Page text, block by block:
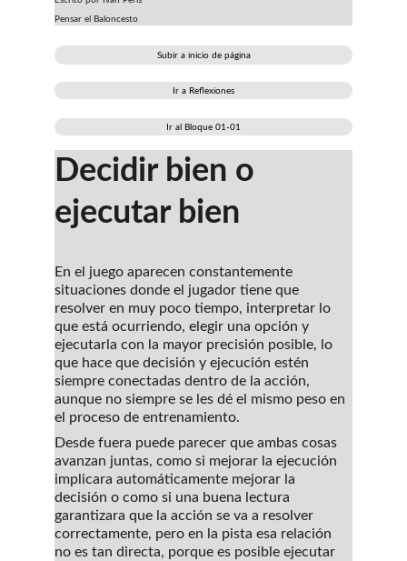
Pensar el Baloncesto
Ir a Reflexiones
Subir a inicio de página
Ir al Bloque 01-01
Decidir bien o
ejecutar bien
En el juego aparecen constantemente
situaciones donde el jugador tiene que
resolver en muy poco tiempo, interpretar lo
que está ocurriendo, elegir una opción y
ejecutarla con la mayor precisión posible, lo
que hace que decisión y ejecución estén
siempre conectadas dentro de la acción,
aunque no siempre se les dé el mismo peso en
el proceso de entrenamiento.
Desde fuera puede parecer que ambas cosas
avanzan juntas, como si mejorar la ejecución
implicara automáticamente mejorar la
decisión o como si una buena lectura
garantizara que la acción se va a resolver
correctamente, pero en la pista esa relación
no es tan directa, porque es posible ejecutar